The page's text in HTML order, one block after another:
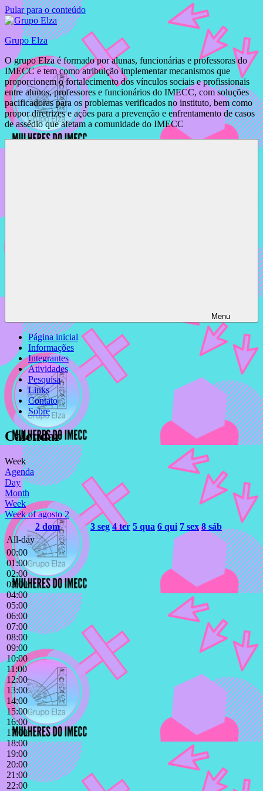
Pular para o conteúdo
Grupo Elza
O grupo Elza é formado por alunas, funcionárias e professoras do
IMECC e tem como atribuição implementar mecanismos que
proporcionem o fortalecimento dos vínculos sociais e profissionais
entre alunos, professores e funcionários do IMECC, com soluções
pacificadoras para os problemas verificados no instituto, bem como
propor diretrizes e ações para a prevenção e enfrentamento de casos
de assédio que afetam a comunidade do IMECC
Menu
Página inicial
Informações
Integrantes
Atividades
Pesquisa
Links
Contato
Sobre
Calendar
Week
Agenda
Day
Month
Week
Week of agosto 2
2 dom 3 seg 4 ter 5 qua 6 qui 7 sex 8 sáb
All-day
00:00
01:00
02:00
03:00
04:00
05:00
06:00
07:00
08:00
09:00
10:00
11:00
12:00
13:00
14:00
15:00
16:00
17:00
18:00
19:00
20:00
21:00
22:00